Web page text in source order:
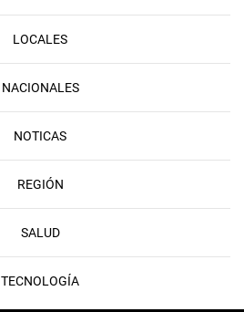
LOCALES
NACIONALES
NOTICAS
REGIÓN
SALUD
TECNOLOGÍA